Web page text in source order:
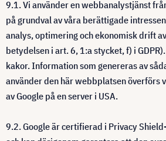
9.1. Vi använder en webbanalystjänst
på grundval av våra berättigade
analys, optimering och ekonomisk drift
betydelsen i art. 6, 1:a stycket, f) i
kakor. Information som genereras av
använder den här webbplatsen överförs
av Google på en server i USA.
9.2. Google är certifierad i Privacy